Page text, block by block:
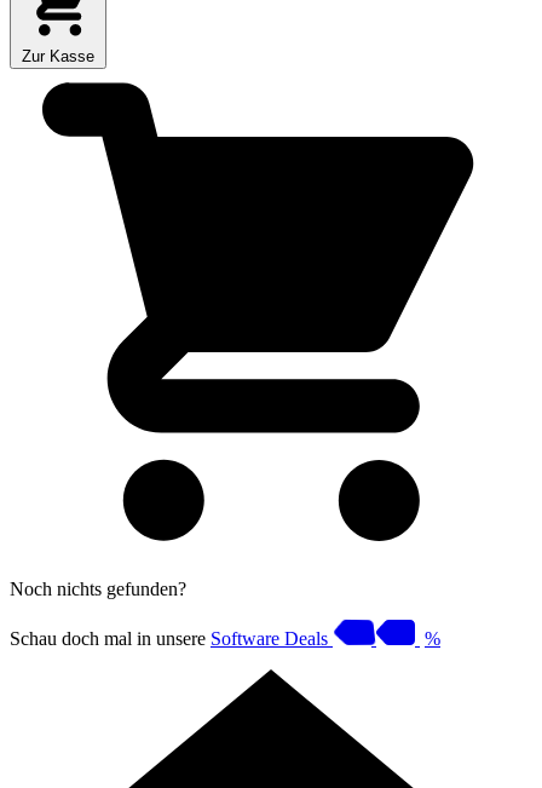
Zur Kasse
Noch nichts gefunden?
Schau doch mal in unsere Software Deals %